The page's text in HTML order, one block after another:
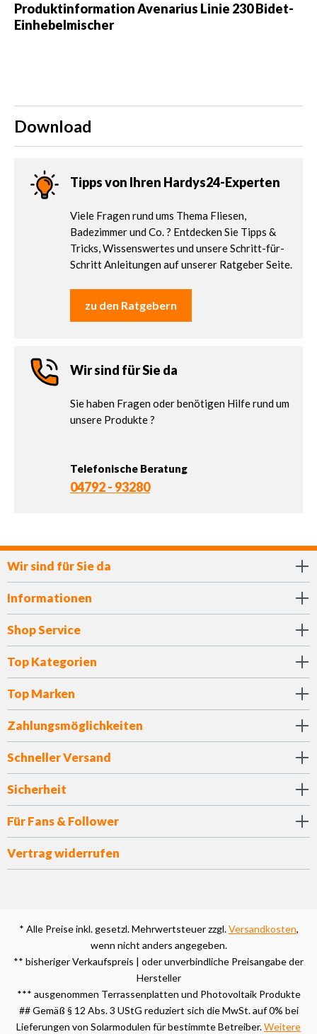
Produktinformation Avenarius Linie 230 Bidet-
Einhebelmischer
Download
Tipps von Ihren Hardys24-Experten
Viele Fragen rund ums Thema Fliesen,
Badezimmer und Co. ? Entdecken Sie Tipps &
Tricks, Wissenswertes und unsere Schritt-für-
Schritt Anleitungen auf unserer Ratgeber Seite.
zu den Ratgebern
Wir sind für Sie da
Sie haben Fragen oder benötigen Hilfe rund um
unsere Produkte ?
Telefonische Beratung
04792 - 93280
Wir sind für Sie da
Informationen
Shop Service
Top Kategorien
Top Marken
Zahlungsmöglichkeiten
Schneller Versand
Sicherheit
Für Fans & Follower
Vertrag widerrufen
* Alle Preise inkl. gesetzl. Mehrwertsteuer zzgl.Versandkosten,
wenn nicht anders angegeben.
** bisheriger Verkaufspreis | oder unverbindliche Preisangabe der
Hersteller
*** ausgenommen Terrassenplatten und Photovoltaik Produkte
## Gemäß § 12 Abs. 3 UStG reduziert sich die MwSt. auf 0% bei
Lieferungen von Solarmodulen für bestimmte Betreiber.Weitere